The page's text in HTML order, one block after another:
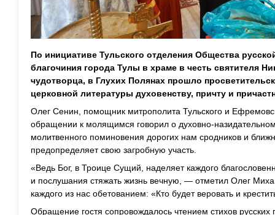
По инициативе Тульского отделения Общества
благочиния города Тулы в храме в честь святителя
чудотворца, в Глухих Полянах прошло
церковной литературы духовенству, причту и
Олег Сенин, помощник митрополита Тульского и
обращении к молящимся говорил о духовно-
молитвенного поминовения дорогих нам сродников и
предопределяет свою загробную участь.
«Ведь Бог, в Троице Сущий, наделяет каждого
и послушания стяжать жизнь вечную, — отметил Олег
каждого из нас обетованием: «Кто будет веровать и
Обращение гостя сопровождалось чтением стихов